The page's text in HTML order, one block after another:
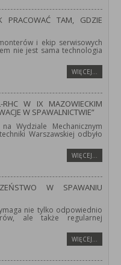
PRACOWAĆ TAM, GDZIE
i ekip serwisowych
nie jest sama technologia
WIĘCEJ…
RHC W IX MAZOWIECKIM
W SPAWALNICTWIE”
Wydziale Mechanicznym
Warszawskiej odbyło
WIĘCEJ…
W SPAWANIU
nie tylko odpowiednio
ale także regularnej
WIĘCEJ…